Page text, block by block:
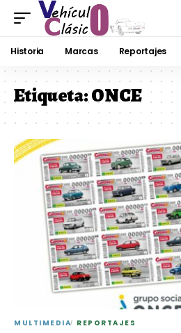
Historia Marcas Reportajes
Etiqueta:ONCE
MULTIMEDIA REPORTAJES